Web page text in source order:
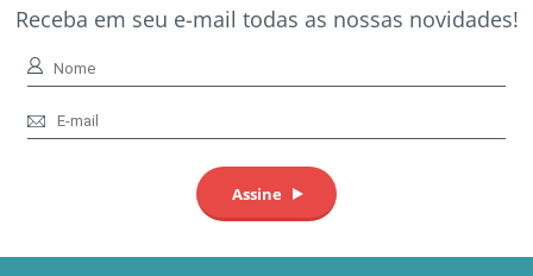
Receba em seu e-mail todas as nossas novidades!